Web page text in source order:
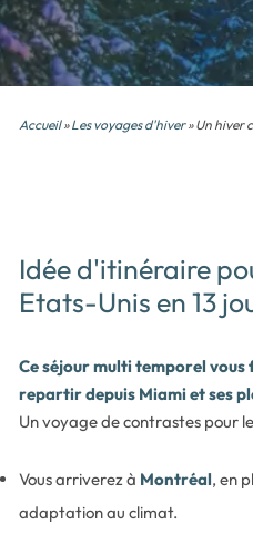
Accueil»Les voyages d'hiver» Un hiver
Idée d'itinéraire
Etats-Unis en 13
Ce séjour multi temporel
repartir depuis Miami et ses
Un voyage de contrastes pour
Vous arriverez à Montréal, en
adaptation au climat.